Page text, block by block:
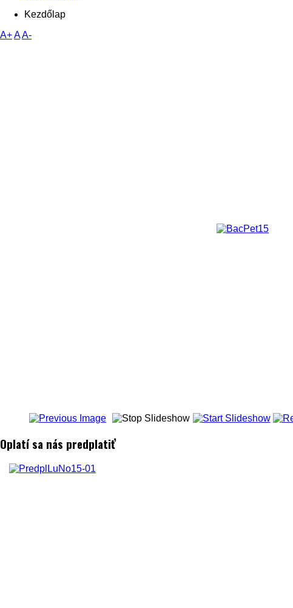
Kezdőlap
A+AA-
Oplatí sa nás predplatiť